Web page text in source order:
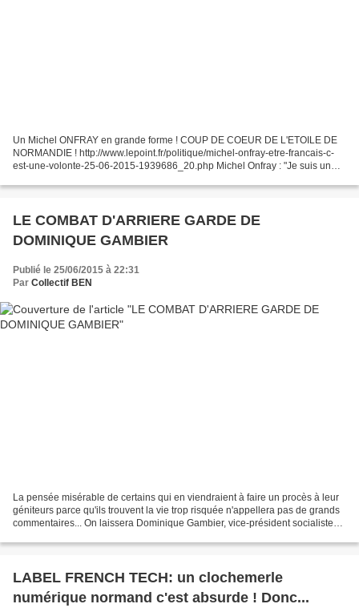
Un Michel ONFRAY en grande forme ! COUP DE COEUR DE L'ETOILE DE
NORMANDIE ! http://www.lepoint.fr/politique/michel-onfray-etre-francais-c-
est-une-volonte-25-06-2015-1939686_20.php Michel Onfray : "Je suis un
LE COMBAT D'ARRIERE GARDE DE
DOMINIQUE GAMBIER
Publié le 25/06/2015 à 22:31
Par Collectif BEN
La pensée misérable de certains qui en viendraient à faire un procès à leur
géniteurs parce qu'ils trouvent la vie trop risquée n'appellera pas de grands
commentaires... On laissera Dominique Gambier, vice-président socialiste
LABEL FRENCH TECH: un clochemerle
numérique normand c'est absurde ! Donc...